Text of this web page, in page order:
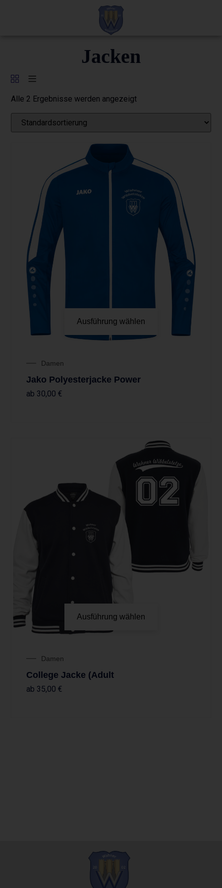
Jacken
Alle 2 Ergebnisse werden angezeigt
Ausführung wählen
Damen
Jako Polyesterjacke Power
ab 30,00€
Ausführung wählen
Damen
College Jacke (Adult
ab 35,00€